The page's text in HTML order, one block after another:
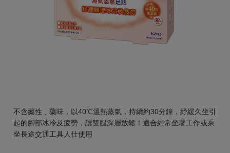
不含藥性﹑藥味，以40℃溫熱蒸氣，持續約30分鐘，紓緩久坐引
起的腳部冰冷及疲勞，讓雙腿深層放鬆！適合經常坐著工作或乘
坐長途交通工具人仕使用